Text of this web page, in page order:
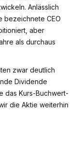
Anlässlich
bezeichnete CEO
aber
als durchaus
zwar deutlich
Dividende
das Kurs-Buchwert-
die Aktie weiterhin